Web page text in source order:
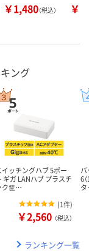
￥1,480（税込） ￥
ング
イッチングハブ 5ポー
ギガ LANハブ プラスチ
ク筐…
(1件)
￥2,560 （税込）
6
ランキング一覧